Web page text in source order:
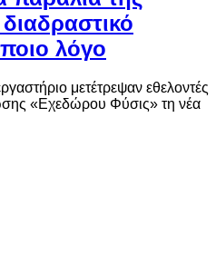
λόγο
μετέτρεψαν εθελοντές
«Εχεδώρου Φύσις» τη νέα